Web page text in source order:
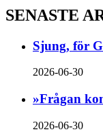
SENASTE
Sjung, för
2026-06-30
»Frågan
2026-06-30